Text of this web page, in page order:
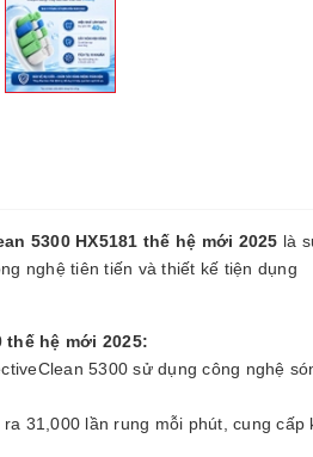
5300 HX5181 thế hệ mới 2025 là
nghệ tiên tiến và thiết kế tiện dụng
hệ mới 2025:
5300 sử dụng công nghệ
31,000 lần rung mỗi phút, cung cấp